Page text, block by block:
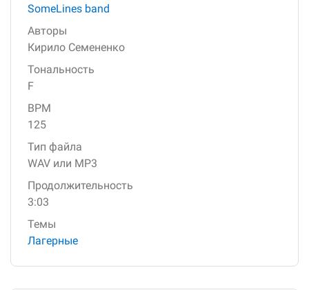
SomeLines band
Авторы
Кирило Семененко
Тональность
F
BPM
125
Тип файла
WAV или MP3
Продолжительность
3:03
Темы
Лагерные